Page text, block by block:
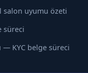
uyumu özeti
süreci
— KYC belge süreci